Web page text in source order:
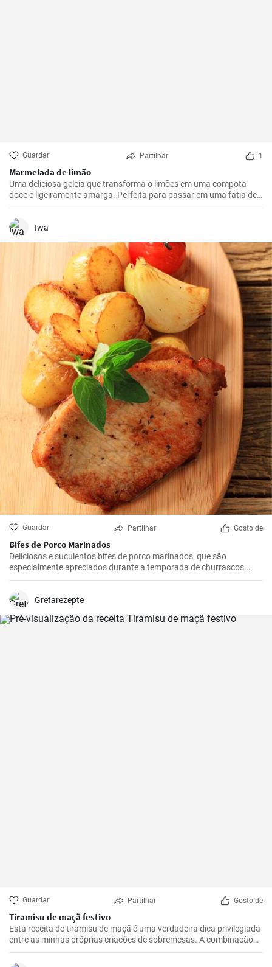
Guardar Partilhar 1
Marmelada de limão
Uma deliciosa geleia que transforma o limões em uma compota
doce e ligeiramente amarga. Perfeita para passar em uma fatia de
pão torrado ou usar como recheio para sobremesas.
Iwa
Guardar Partilhar Gosto de
Bifes de Porco Marinados
Deliciosos e suculentos bifes de porco marinados, que são
especialmente apreciados durante a temporada de churrascos.
Estes bifes temperados são melhores se marinados durante a noite,
deliciosos do marinado.
Gretarezepte
Guardar Partilhar Gosto de
Tiramisu de maçã festivo
Esta receita de tiramisu de maçã é uma verdadeira dica privilegiada
entre as minhas próprias criações de sobremesas. A combinação
de maçãs frescas e azedas, creme de mascarpone doce e cacau
com chocolate é irresistível. É uma reviravolta realmente